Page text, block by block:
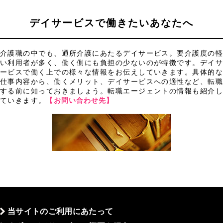
デイサービスで働きたいあなたへ
介護職の中でも、通所介護にあたるデイサービス。要介護度の軽
い利用者が多く、働く側にも負担の少ないのが特徴です。デイサ
ービスで働く上での様々な情報をお伝えしていきます。具体的な
仕事内容から、働くメリット、デイサービスへの適性など、転職
する前に知っておきましょう。転職エージェントの情報も紹介し
ていきます。
【お問い合わせ先】
当サイトのご利用にあたって